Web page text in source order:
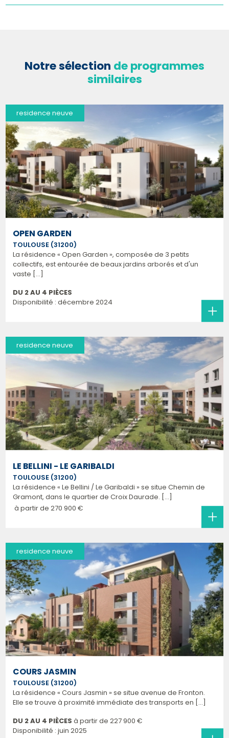
Notre sélection de programmes
similaires
residence neuve
OPEN GARDEN
TOULOUSE (31200)
La résidence « Open Garden », composée de 3 petits
collectifs, est entourée de beaux jardins arborés et d'un
vaste [...]
DU 2 AU 4 PIÈCES
Disponibilité : décembre 2024
residence neuve
LE BELLINI - LE GARIBALDI
TOULOUSE (31200)
La résidence « Le Bellini / Le Garibaldi » se situe Chemin de
Gramont, dans le quartier de Croix Daurade. [...]
à partir de 270 900 €
residence neuve
COURS JASMIN
TOULOUSE (31200)
La résidence « Cours Jasmin » se situe avenue de Fronton.
Elle se trouve à proximité immédiate des transports en [...]
DU 2 AU 4 PIÈCES à partir de 227 900 €
Disponibilité : juin 2025